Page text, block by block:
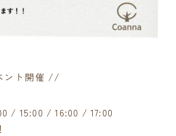
ント開催 //
/ 15:00 / 16:00 / 17:00